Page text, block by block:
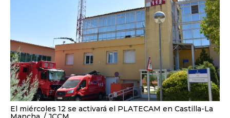
El miércoles 12 se activará el PLATECAM en Castilla-La